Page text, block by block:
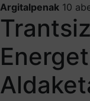
Argitalpenak 10